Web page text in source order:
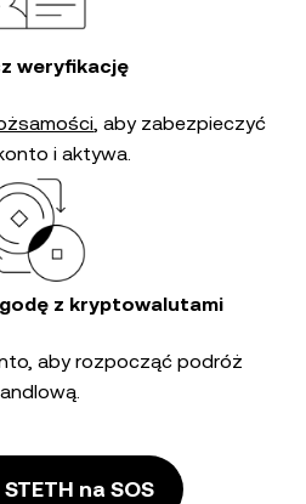
weryfikację
, aby zabezpieczyć
i aktywa.
z kryptowalutami
aby rozpocząć podróż
na SOS